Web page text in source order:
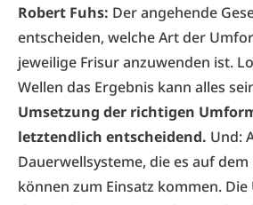
Robert Fuhs: Der angehende
entscheiden, welche Art der
jeweilige Frisur anzuwenden ist.
Wellen das Ergebnis kann alles
Umsetzung der richtigen
letztendlich entscheidend. Und:
Dauerwellsysteme, die es auf
können zum Einsatz kommen.